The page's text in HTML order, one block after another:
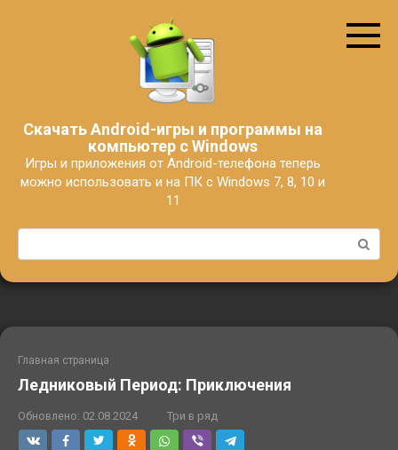
Скачать Android-игры и программы на
компьютер с Windows
Игры и приложения от Android-телефона теперь
можно использовать и на ПК с Windows 7, 8, 10 и
11
Поиск:
Главная страница
Ледниковый Период: Приключения
Обновлено: 02.08.2024 Три в ряд